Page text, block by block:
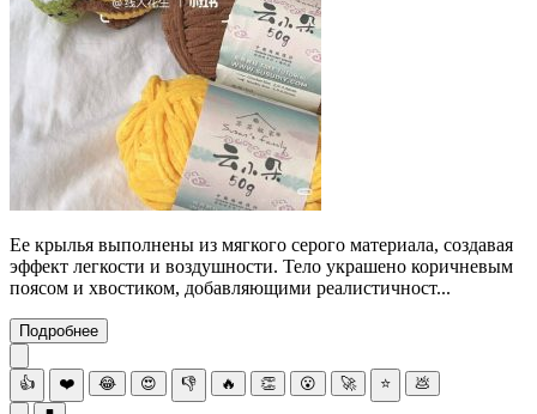
Ее крылья выполнены из мягкого серого материала, создавая
эффект легкости и воздушности. Тело украшено коричневым
поясом и хвостиком, добавляющими реалистичност...
Подробнее
👍 ❤️ 😂 😍 👎 🔥 👏 😮 🚀 ⭐ 💩